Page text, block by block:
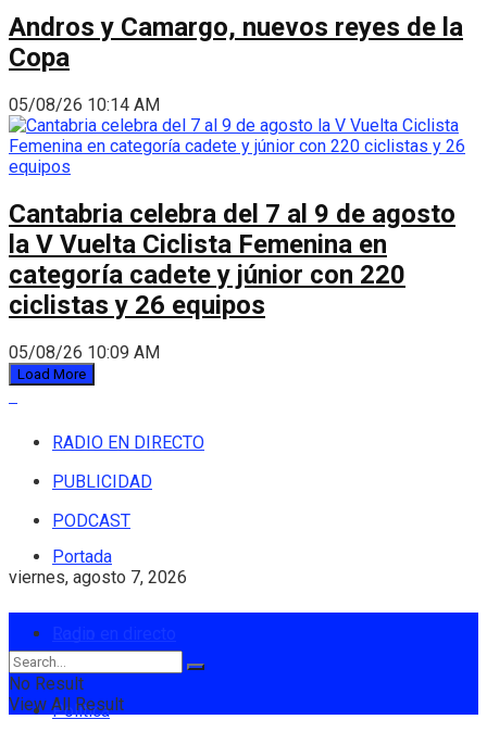
Andros y Camargo, nuevos reyes de la
Copa
05/08/26 10:14 AM
Cantabria celebra del 7 al 9 de agosto
la V Vuelta Ciclista Femenina en
categoría cadete y júnior con 220
ciclistas y 26 equipos
05/08/26 10:09 AM
Load More
RADIO EN DIRECTO
PUBLICIDAD
PODCAST
viernes, agosto 7, 2026
Portada
Política
No Result
View All Result